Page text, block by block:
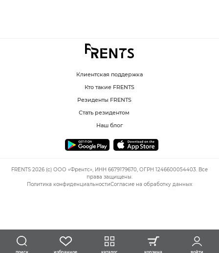
Клиентская поддержка
Кто такие FRENTS
Резиденты FRENTS
Стать резидентом
Наш блог
FRENTS 2026 (c) ООО «Френтс», ИНН 6679179670, ОГРН 1246600054403. Все
права защищены.
Политика конфиденциальностиСогласие на обработку данных
поиск избранное каталог корзина войти